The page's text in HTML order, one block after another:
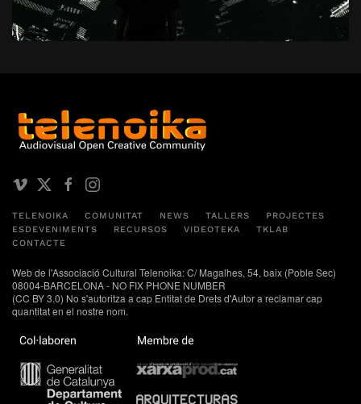
TELENOIKA COMUNITAT NEWS TALLERS
PROJECTES
ESDEVENIMENTS
RECURSOS VIDEOTEKA
TKLAB
CONTACTE
Web de l'Associació Cultural Telenoika: C/ Magalhes, 54, baix (Poble Sec)
08004-BARCELONA - NO FIX PHONE NUMBER
(CC BY 3.0) No s'autoritza a cap Entitat de Drets d'Autor a reclamar cap
quantitat en el nostre nom.